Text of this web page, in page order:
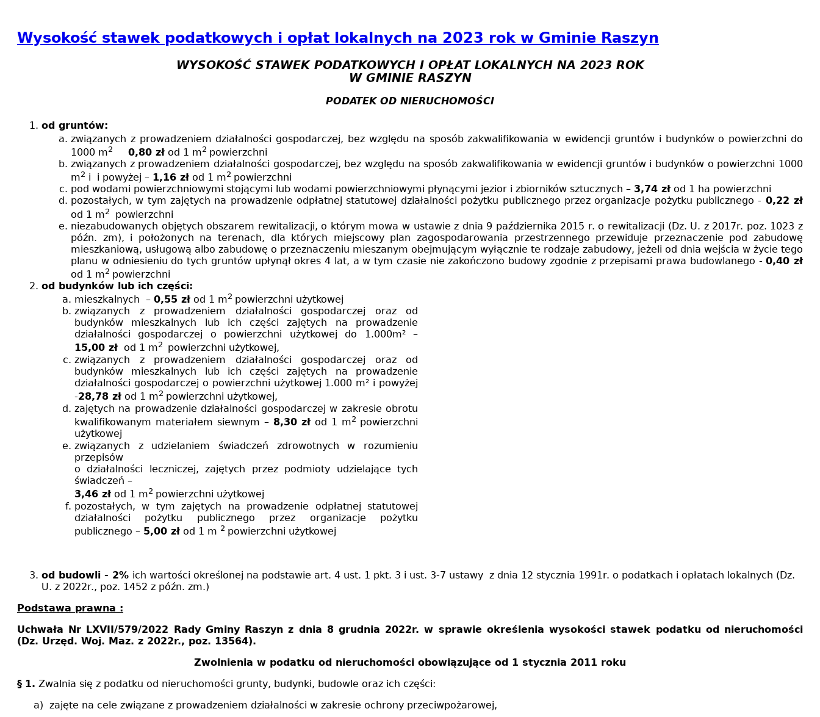
Wysokość stawek podatkowych i opłat lokalnych na 2023 rok w Gminie Raszyn
WYSOKOŚĆ STAWEK PODATKOWYCH I OPŁAT LOKALNYCH NA 2023 ROK
W GMINIE RASZYN
PODATEK OD NIERUCHOMOŚCI
od gruntów:
związanych z prowadzeniem działalności gospodarczej, bez względu na sposób zakwalifikowania w ewidencji gruntów i budynków o powierzchni do
1000 m2 0,80 zł od 1 m2 powierzchni
związanych z prowadzeniem działalności gospodarczej, bez względu na sposób zakwalifikowania w ewidencji gruntów i budynków o powierzchni 1000
m2 i i powyżej – 1,16 zł od 1 m2 powierzchni
pod wodami powierzchniowymi stojącymi lub wodami powierzchniowymi płynącymi jezior i zbiorników sztucznych – 3,74 zł od 1 ha powierzchni
pozostałych, w tym zajętych na prowadzenie odpłatnej statutowej działalności pożytku publicznego przez organizacje pożytku publicznego - 0,22 zł
od 1 m2
powierzchni
niezabudowanych objętych obszarem rewitalizacji, o którym mowa w ustawie z dnia 9 października 2015 r. o rewitalizacji (Dz. U. z 2017r. poz. 1023 z
późn. zm), i położonych na terenach, dla których miejscowy plan zagospodarowania przestrzennego przewiduje przeznaczenie pod zabudowę
mieszkaniową, usługową albo zabudowę o przeznaczeniu mieszanym obejmującym wyłącznie te rodzaje zabudowy, jeżeli od dnia wejścia w życie tego
planu w odniesieniu do tych gruntów upłynął okres 4 lat, a w tym czasie nie zakończono budowy zgodnie z przepisami prawa budowlanego -0,40 zł
od 1 m2 powierzchni
od budynków lub ich części:
mieszkalnych – 0,55 zł od 1 m2 powierzchni użytkowej
związanych z prowadzeniem działalności gospodarczej oraz od
budynków mieszkalnych lub ich części zajętych na prowadzenie
działalności gospodarczej o powierzchni użytkowej do 1.000m² –
15,00 zł od 1 m2
powierzchni użytkowej,
związanych z prowadzeniem działalności gospodarczej oraz od
budynków mieszkalnych lub ich części zajętych na prowadzenie
działalności gospodarczej o powierzchni użytkowej 1.000 m² i powyżej
-28,78 zł od 1 m2 powierzchni użytkowej,
zajętych na prowadzenie działalności gospodarczej w zakresie obrotu
kwalifikowanym materiałem siewnym – 8,30 zł od 1 m2 powierzchni
użytkowej
związanych z udzielaniem świadczeń zdrowotnych w rozumieniu
przepisów
o działalności leczniczej, zajętych przez podmioty udzielające tych
świadczeń –
3,46 zł od 1 m2 powierzchni użytkowej
pozostałych, w tym zajętych na prowadzenie odpłatnej statutowej
działalności pożytku publicznego przez organizacje pożytku
publicznego – 5,00 zł od 1 m 2 powierzchni użytkowej
od budowli - 2% ich wartości określonej na podstawie art. 4 ust. 1 pkt. 3 i ust. 3-7 ustawy z dnia 12 stycznia 1991r. o podatkach i opłatach lokalnych (Dz.
U. z 2022r., poz. 1452 z późn. zm.)
Podstawa prawna :
Uchwała Nr LXVII/579/2022 Rady Gminy Raszyn z dnia 8 grudnia 2022r. w sprawie określenia wysokości stawek podatku od nieruchomości
(Dz. Urzęd. Woj. Maz. z 2022r., poz. 13564).
Zwolnienia w podatku od nieruchomości obowiązujące od 1 stycznia 2011 roku
§ 1. Zwalnia się z podatku od nieruchomości grunty, budynki, budowle oraz ich części:
a) zajęte na cele związane z prowadzeniem działalności w zakresie ochrony przeciwpożarowej,